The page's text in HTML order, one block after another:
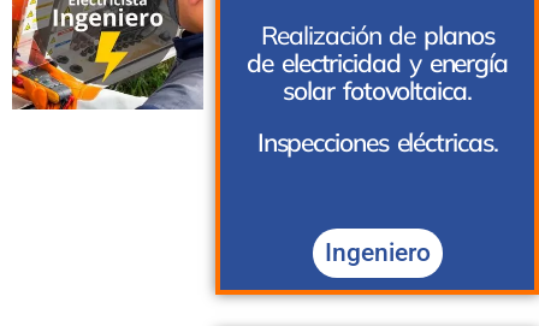
Realización de planos
de electricidady energía
solar fotovoltaica.
Inspecciones eléctricas.
Ingeniero